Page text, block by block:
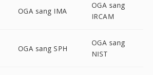
OGA sang IMA
OGA sang
IRCAM
OGA sang SPH
OGA sang
NIST